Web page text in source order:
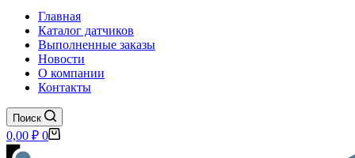
Главная
Каталог датчиков
Выполненные заказы
Новости
О компании
Контакты
Поиск
Корзина
0,00 ₽ 0